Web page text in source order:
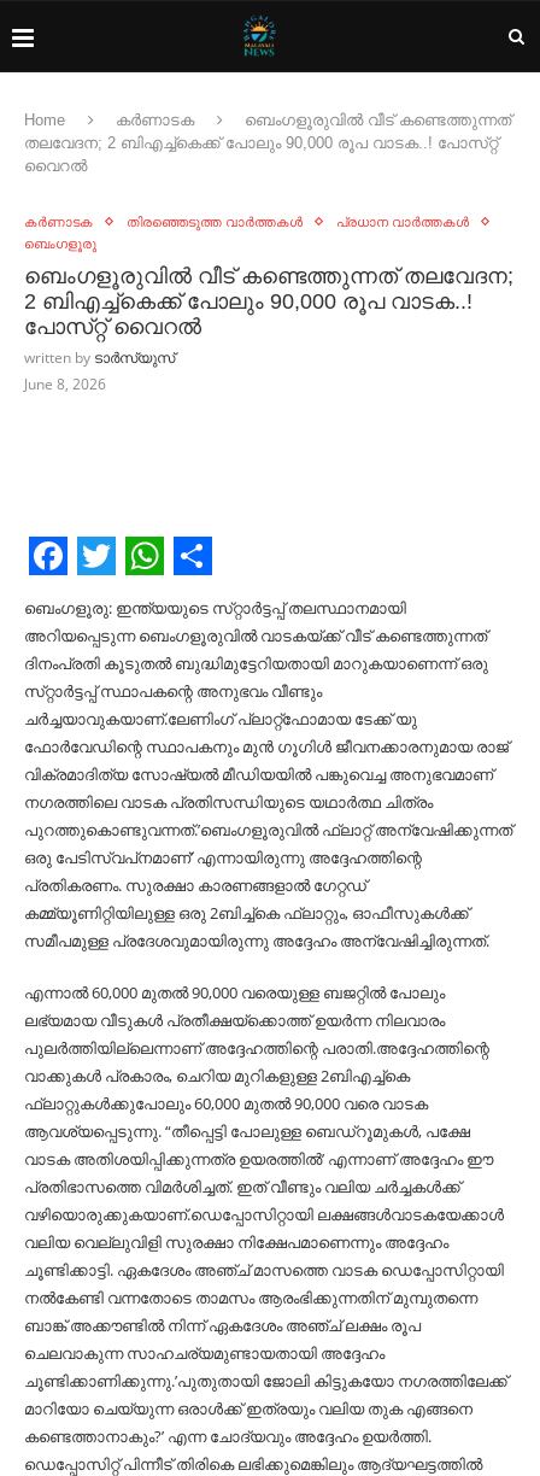
Home കർണാടക
ബെംഗളൂരുവില്‍ വീട് കണ്ടെത്തുന്നത്
തലവേദന; 2 ബിഎച്ച്‌കെക്ക് പോലും 90,000 രൂപ വാടക..! പോസ്‌റ്റ്
വൈറല്‍
കർണാടക തിരഞ്ഞെടുത്ത വാർത്തകൾ
പ്രധാന വാർത്തകൾ
ബെംഗളൂരു
ബെംഗളൂരുവില്‍ വീട് കണ്ടെത്തുന്നത് തലവേദന;
2 ബിഎച്ച്‌കെക്ക് പോലും 90,000 രൂപ വാടക..!
പോസ്‌റ്റ് വൈറല്‍
written by ടാർസ്യുസ്
June 8, 2026
Facebook
Twitter
WhatsApp
Share
ബെംഗളൂരു: ഇന്ത്യയുടെ സ്‌റ്റാർട്ടപ്പ് തലസ്ഥാനമായി
അറിയപ്പെടുന്ന ബെംഗളൂരുവില്‍ വാടകയ്ക്ക് വീട് കണ്ടെത്തുന്നത്
ദിനംപ്രതി കൂടുതല്‍ ബുദ്ധിമുട്ടേറിയതായി മാറുകയാണെന്ന് ഒരു
സ്‌റ്റാർട്ടപ്പ് സ്ഥാപകന്റെ അനുഭവം വീണ്ടും
ചർച്ചയാവുകയാണ്.ലേണിംഗ് പ്ലാറ്റ്‌ഫോമായ ടേക്ക് യു
ഫോർവേഡിന്റെ സ്ഥാപകനും മുൻ ഗൂഗിള്‍ ജീവനക്കാരനുമായ രാജ്
വിക്രമാദിത്യ സോഷ്യല്‍ മീഡിയയില്‍ പങ്കുവെച്ച അനുഭവമാണ്
നഗരത്തിലെ വാടക പ്രതിസന്ധിയുടെ യഥാർത്ഥ ചിത്രം
പുറത്തുകൊണ്ടുവന്നത്.’ബെംഗളൂരുവില്‍ ഫ്ലാറ്റ് അന്വേഷിക്കുന്നത്
ഒരു പേടിസ്വപ്‌നമാണ്’ എന്നായിരുന്നു അദ്ദേഹത്തിന്റെ
പ്രതികരണം. സുരക്ഷാ കാരണങ്ങളാല്‍ ഗേറ്റഡ്
കമ്മ്യൂണിറ്റിയിലുള്ള ഒരു 2ബിച്ച്‌കെ ഫ്ലാറ്റും, ഓഫീസുകള്‍ക്ക്
സമീപമുള്ള പ്രദേശവുമായിരുന്നു അദ്ദേഹം അന്വേഷിച്ചിരുന്നത്.
എന്നാല്‍ 60,000 മുതല്‍ 90,000 വരെയുള്ള ബജറ്റില്‍ പോലും
ലഭ്യമായ വീടുകള്‍ പ്രതീക്ഷയ്ക്കൊത്ത് ഉയർന്ന നിലവാരം
പുലർത്തിയില്ലെന്നാണ് അദ്ദേഹത്തിന്റെ പരാതി.അദ്ദേഹത്തിന്റെ
വാക്കുകള്‍ പ്രകാരം, ചെറിയ മുറികളുള്ള 2ബിഎച്ച്‌കെ
ഫ്ലാറ്റുകള്‍ക്കുപോലും 60,000 മുതല്‍ 90,000 വരെ വാടക
ആവശ്യപ്പെടുന്നു. “തീപ്പെട്ടി പോലുള്ള ബെഡ്‌റൂമുകള്‍, പക്ഷേ
വാടക അതിശയിപ്പിക്കുന്നത്ര ഉയരത്തില്‍’ എന്നാണ് അദ്ദേഹം ഈ
പ്രതിഭാസത്തെ വിമർശിച്ചത്. ഇത് വീണ്ടും വലിയ ചർച്ചകള്‍ക്ക്
വഴിയൊരുക്കുകയാണ്.ഡെപ്പോസിറ്റായി ലക്ഷങ്ങള്‍വാടകയേക്കാള്‍
വലിയ വെല്ലുവിളി സുരക്ഷാ നിക്ഷേപമാണെന്നും അദ്ദേഹം
ചൂണ്ടിക്കാട്ടി. ഏകദേശം അഞ്ച് മാസത്തെ വാടക ഡെപ്പോസിറ്റായി
നല്‍കേണ്ടി വന്നതോടെ താമസം ആരംഭിക്കുന്നതിന് മുമ്പുതന്നെ
ബാങ്ക് അക്കൗണ്ടില്‍ നിന്ന് ഏകദേശം അഞ്ച് ലക്ഷം രൂപ
ചെലവാകുന്ന സാഹചര്യമുണ്ടായതായി അദ്ദേഹം
ചൂണ്ടിക്കാണിക്കുന്നു.’പുതുതായി ജോലി കിട്ടുകയോ നഗരത്തിലേക്ക്
മാറിയോ ചെയ്യുന്ന ഒരാള്‍ക്ക് ഇത്രയും വലിയ തുക എങ്ങനെ
കണ്ടെത്താനാകും?’ എന്ന ചോദ്യവും അദ്ദേഹം ഉയർത്തി.
ഡെപ്പോസിറ്റ് പിന്നീട് തിരികെ ലഭിക്കുമെങ്കിലും ആദ്യഘട്ടത്തില്‍